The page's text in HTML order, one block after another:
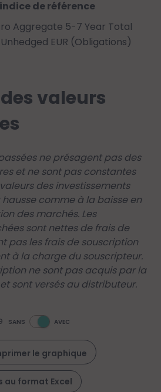
de référence
Aggregate 5-7 Year Total
EUR (Obligations)
valeurs
ne présagent pas des
et ne sont pas constantes
des investissements
comme à la baisse en
des marchés. Les
sont nettes de frais de
pas les frais de souscription
à la charge du souscripteur.
ne sont pas acquis par la
sont versés au distributeur.
SANS AVEC
le graphique
au format Excel